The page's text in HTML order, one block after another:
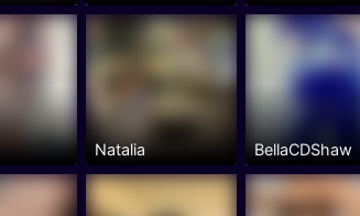
Natalia BellaCDShaw